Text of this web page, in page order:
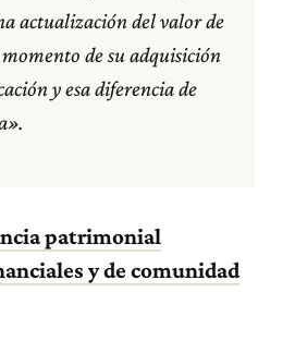
actualización del valor de
de su adquisición
y esa diferencia de
patrimonial
y de comunidad